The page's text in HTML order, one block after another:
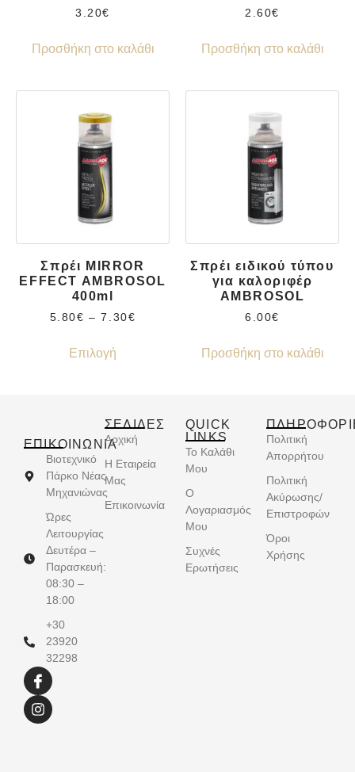
3.20€
Προσθήκη στο καλάθι
2.60€
Προσθήκη στο καλάθι
Σπρέι MIRROR
EFFECT AMBROSOL
400ml
5.80€ – 7.30€
Επιλογή
Σπρέι ειδικού τύπου
για καλοριφέρ
AMBROSOL
6.00€
Προσθήκη στο καλάθι
ΕΠΙΚΟΙΝΩΝΊΑ
Βιοτεχνικό
Πάρκο Νέας
Μηχανιώνας
Ώρες
Λειτουργίας
Δευτέρα –
Παρασκευή:
08:30 –
18:00
+30
23920
32298
ΣΕΛΙΔΕΣ
Αρχική
Η Εταιρεία
Μας
Επικοινωνία
QUICK
LINKS
Το Καλάθι
Μου
Ο
Λογαριασμός
Μου
Συχνές
Ερωτήσεις
Πολιτική
Απορρήτου
Πολιτική
Ακύρωσης/
Επιστροφών
Όροι
Χρήσης